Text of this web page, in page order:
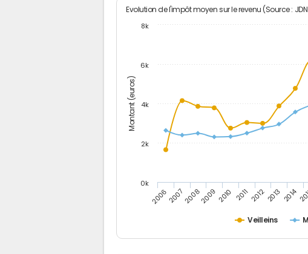
Montant (euros)
Evolution de l'impôt moyen sur le revenu (Source :
Veilleins
20062007200820092010 2011 20122013 2014
0k
2k
4k
6k
8k